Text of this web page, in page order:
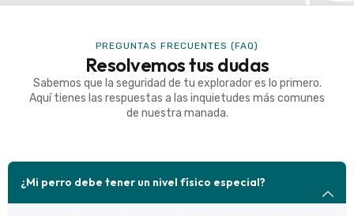
PREGUNTAS FRECUENTES (FAQ)
Resolvemos tus dudas
Sabemos que la seguridad de tu explorador es lo primero.
Aquí tienes las respuestas a las inquietudes más comunes
de nuestra manada.
¿Mi perro debe tener un nivel físico especial?